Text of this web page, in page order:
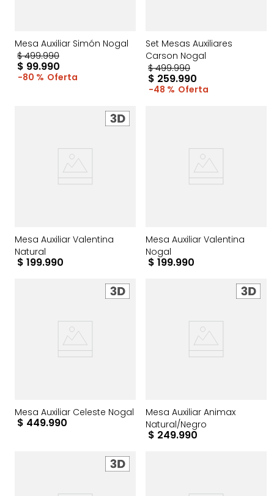
Mesa Auxiliar Simón Nogal
$ 499.990
$ 99.990
80 %
Set Mesas Auxiliares
Carson Nogal
$ 499.990
$ 259.990
48 %
Mesa Auxiliar Valentina
Natural
$ 199.990
Mesa Auxiliar Valentina
Nogal
$ 199.990
Mesa Auxiliar Celeste Nogal
$ 449.990
Mesa Auxiliar Animax
Natural/Negro
$ 249.990